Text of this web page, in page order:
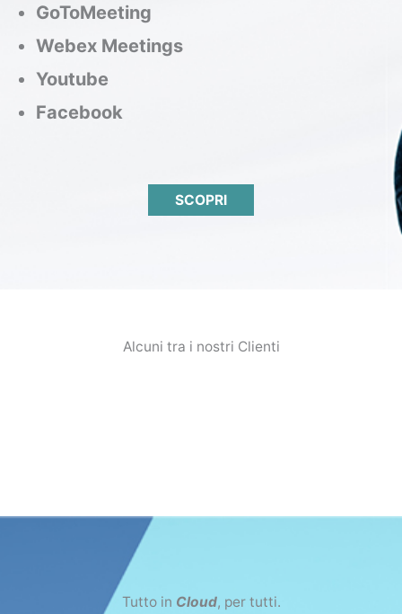
GoToMeeting
Webex Meetings
Youtube
Facebook
SCOPRI
Alcuni tra i nostri Clienti
Tutto in Cloud, per tutti.